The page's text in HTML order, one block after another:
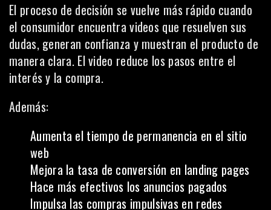
El proceso de decisión se vuelve más rápido cuando
el consumidor encuentra videos que resuelven sus
dudas, generan confianza y muestran el producto de
manera clara. El video reduce los pasos entre el
interés y la compra.
Además:
Aumenta el tiempo de permanencia en el sitio
web
Mejora la tasa de conversión en landing pages
Hace más efectivos los anuncios pagados
Impulsa las compras impulsivas en redes